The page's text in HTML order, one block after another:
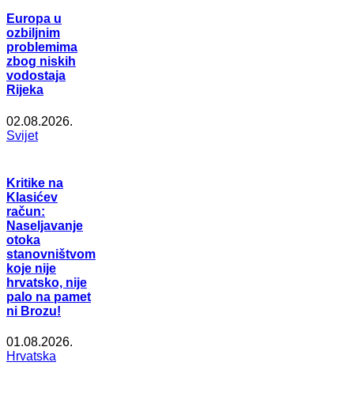
Europa u
ozbiljnim
problemima
zbog niskih
vodostaja
Rijeka
02.08.2026.
Svijet
Kritike na
Klasićev
račun:
Naseljavanje
otoka
stanovništvom
koje nije
hrvatsko, nije
palo na pamet
ni Brozu!
01.08.2026.
Hrvatska